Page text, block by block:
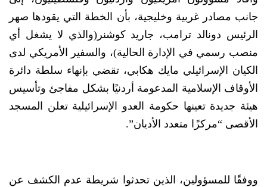
جانب مصادر غربية وخليجية، بأن الخطة التي يقودها صهر
الرئيس دونالد ترامب، جاريد كوشنر(والذي لا يشغل أي
منصب رسمي في الإدارة الحالية)، والسفير الأمريكي لدى
الكيان الإسرائيلي مايك هكابي، تقضي بإنهاء سلطة دائرة
الأوقاف الإسلامية المدعومة أردنيًا بشكل مفاجئ وتأسيس
هيئة جديدة تعينها حكومة العدو الإسرائيلية تعلن المسجد
الأقصى “مركزًا متعدد الأديان”.
ووفقًا للمسؤولين، الذين تحدثوا شريطة عدم الكشف عن